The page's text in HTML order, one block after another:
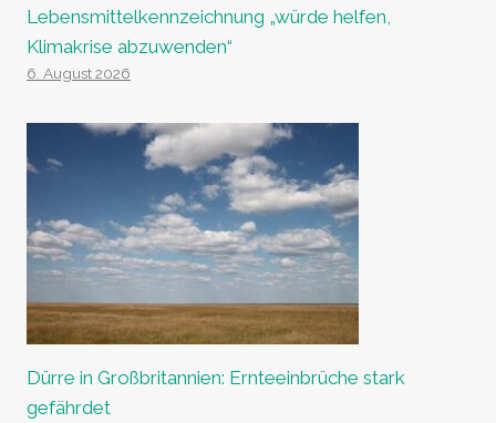
Lebensmittelkennzeichnung „würde helfen,
Klimakrise abzuwenden“
6. August 2026
Dürre in Großbritannien: Ernteeinbrüche stark
gefährdet